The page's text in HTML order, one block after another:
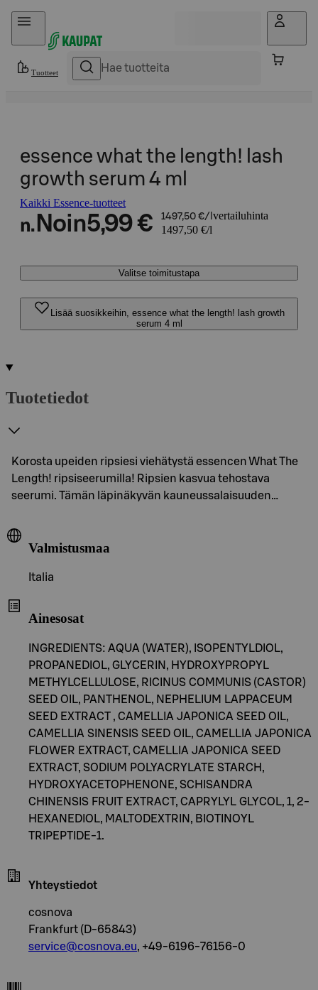
Hyppää sisältöön
Tuotteet
essence what the length! lash
growth serum 4 ml
Kaikki Essence-tuotteet
n. Noin5,99 € 1497,50 €/l vertailuhinta
1497,50 €/l
Valitse toimitustapa
Lisää suosikkeihin, essence what the length! lash growth
serum 4 ml
Tuotetiedot
Korosta upeiden ripsiesi viehätystä essencen What The
Length! ripsiseerumilla! Ripsien kasvua tehostava
seerumi. Tämän läpinäkyvän kauneussalaisuuden…
Valmistusmaa
Italia
Ainesosat
INGREDIENTS: AQUA (WATER), ISOPENTYLDIOL,
PROPANEDIOL, GLYCERIN, HYDROXYPROPYL
METHYLCELLULOSE, RICINUS COMMUNIS (CASTOR)
SEED OIL, PANTHENOL, NEPHELIUM LAPPACEUM
SEED EXTRACT , CAMELLIA JAPONICA SEED OIL,
CAMELLIA SINENSIS SEED OIL, CAMELLIA JAPONICA
FLOWER EXTRACT, CAMELLIA JAPONICA SEED
EXTRACT, SODIUM POLYACRYLATE STARCH,
HYDROXYACETOPHENONE, SCHISANDRA
CHINENSIS FRUIT EXTRACT, CAPRYLYL GLYCOL, 1, 2-
HEXANEDIOL, MALTODEXTRIN, BIOTINOYL
TRIPEPTIDE-1.
Yhteystiedot
cosnova
Frankfurt (D-65843)
service@cosnova.eu, +49-6196-76156-0